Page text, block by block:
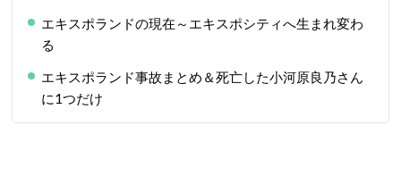
エキスポランドの現在～エキスポシティへ生まれ変わ
る
エキスポランド事故まとめ＆死亡した小河原良乃さん
に1つだけ